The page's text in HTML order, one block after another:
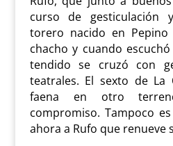
curso de gesticulación
torero nacido en
chacho y cuando
tendido se cruzó con
teatrales. El sexto de La
faena en otro
compromiso. Tampoco
ahora a Rufo que renueve